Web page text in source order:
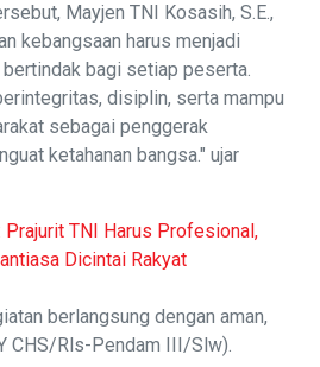
Mayjen TNI Kosasih, S.E.,
kebangsaan harus menjadi
bagi setiap peserta.
disiplin, serta mampu
sebagai penggerak
ketahanan bangsa." ujar
Prajurit TNI Harus Profesional,
Dicintai Rakyat
berlangsung dengan aman,
CHS/Rls-Pendam III/Slw).